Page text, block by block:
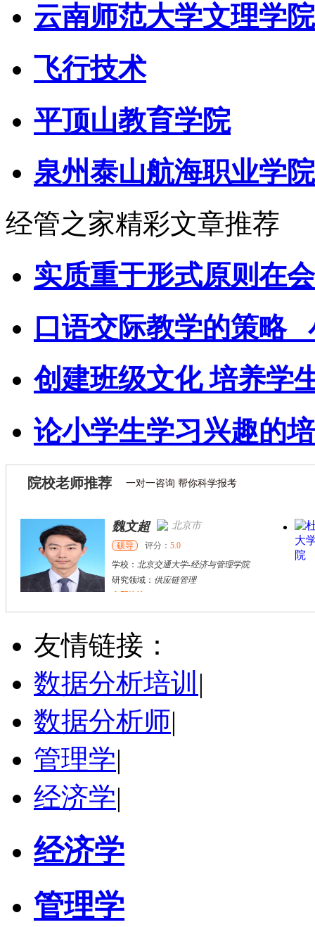
云南师范大学文理学院
飞行技术
平顶山教育学院
泉州泰山航海职业学院
经管之家精彩文章推荐
实质重于形式原则在
口语交际教学的策略 _
创建班级文化 培养学
论小学生学习兴趣的
院校老师推荐 一对一咨询 帮你科学报考
魏文超 北京市
硕导 评分： 5.0
学校： 北京交通大学-经济与管理学院
研究领域： 供应链管理
张千帆 哈尔滨市
博导
学校：哈尔滨工业大学
立即咨询
友情链接：
数据分析培训 |
数据分析师|
管理学|
经济学|
经济学
管理学